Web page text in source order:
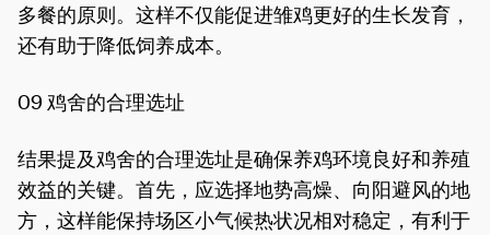
多餐的原则。这样不仅能促进雏鸡更好的生长发育，
还有助于降低饲养成本。
09 鸡舍的合理选址
结果提及鸡舍的合理选址是确保养鸡环境良好和养殖
效益的关键。首先，应选择地势高燥、向阳避风的地
方，这样能保持场区小气候热状况相对稳定，有利于